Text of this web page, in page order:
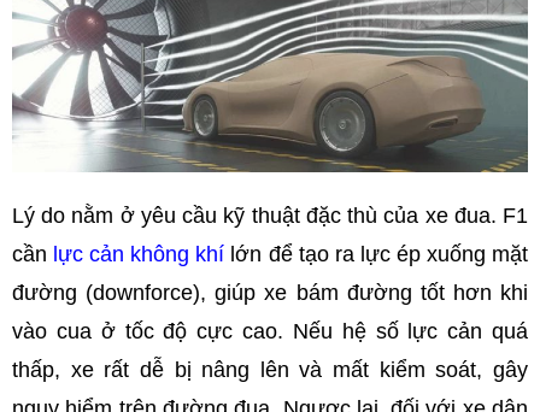
Lý do nằm ở yêu cầu kỹ thuật đặc thù của xe đua. F1
cần lực cản không khí lớn để tạo ra lực ép xuống mặt
đường (downforce), giúp xe bám đường tốt hơn khi
vào cua ở tốc độ cực cao. Nếu hệ số lực cản quá
thấp, xe rất dễ bị nâng lên và mất kiểm soát, gây